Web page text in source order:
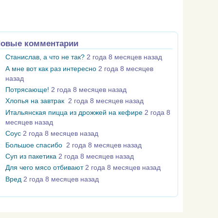
комментарии
Станислав, а что не так? 2 года 8 месяцев назад
А мне вот как раз интересно 2 года 8 месяцев
назад
Потрясающе! 2 года 8 месяцев назад
Хлопья на завтрак 2 года 8 месяцев назад
Итальянская пицца из дрожжей на кефире 2 года 8
месяцев назад
Соус 2 года 8 месяцев назад
Большое спасибо 2 года 8 месяцев назад
Суп из пакетика 2 года 8 месяцев назад
Для чего мясо отбивают 2 года 8 месяцев назад
Вред 2 года 8 месяцев назад